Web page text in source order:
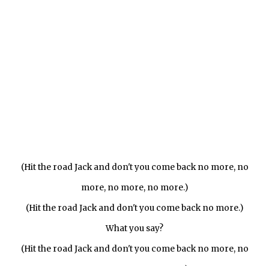
(Hit the road Jack and don't you come back no more, no
more, no more, no more.)
(Hit the road Jack and don't you come back no more.)
What you say?
(Hit the road Jack and don't you come back no more, no